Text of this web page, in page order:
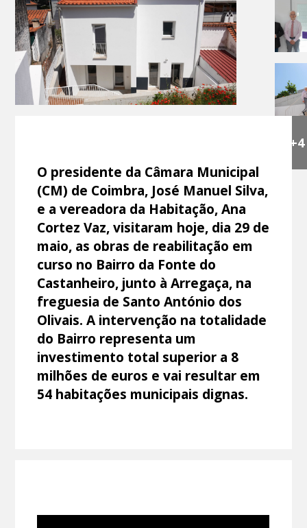
+4
O presidente da Câmara Municipal
(CM) de Coimbra, José Manuel Silva,
e a vereadora da Habitação, Ana
Cortez Vaz, visitaram hoje, dia 29 de
maio, as obras de reabilitação em
curso no Bairro da Fonte do
Castanheiro, junto à Arregaça, na
freguesia de Santo António dos
Olivais. A intervenção na totalidade
do Bairro representa um
investimento total superior a 8
milhões de euros e vai resultar em
54 habitações municipais dignas.